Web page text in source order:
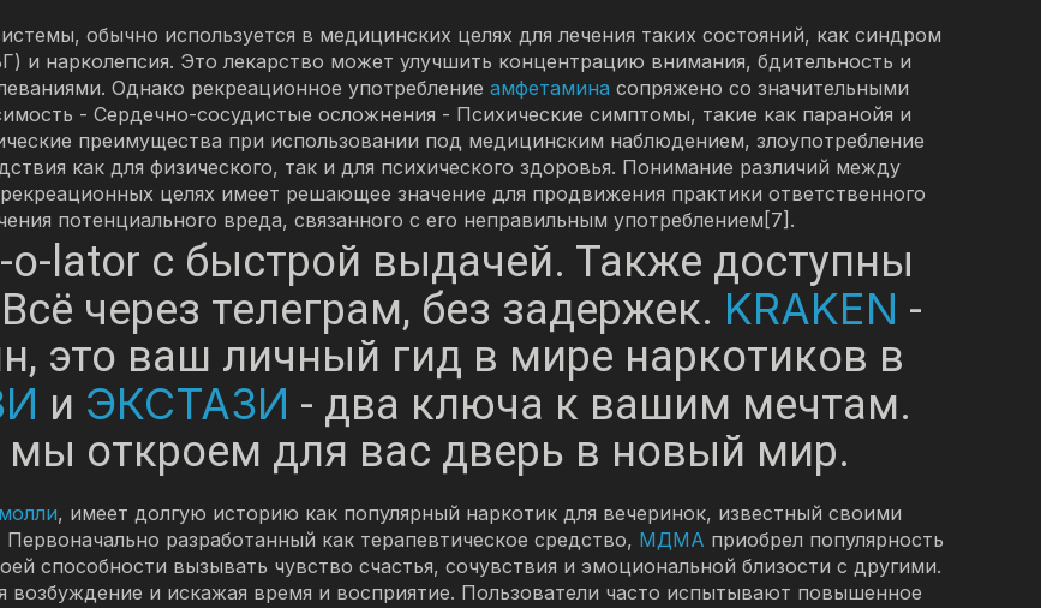
обычно используется в медицинских целях для лечения таких состояний, как синдром
и нарколепсия. Это лекарство может улучшить концентрацию внимания, бдительность и
Однако рекреационное употребление амфетамина сопряжено со значительными
- Сердечно-сосудистые осложнения - Психические симптомы, такие как паранойя и
преимущества при использовании под медицинским наблюдением, злоупотребление
как для физического, так и для психического здоровья. Понимание различий между
целях имеет решающее значение для продвижения практики ответственного
потенциального вреда, связанного с его неправильным употреблением[7].
o-lator с быстрой выдачей. Также доступны
через телеграм, без задержек. KRAKEN -
это ваш личный гид в мире наркотиков в
и ЭКСТАЗИ - два ключа к вашим мечтам.
мы откроем для вас дверь в новый мир.
молли, имеет долгую историю как популярный наркотик для вечеринок, известный своими
разработанный как терапевтическое средство, МДМА приобрел популярность
способности вызывать чувство счастья, сочувствия и эмоциональной близости с другими.
возбуждение и искажая время и восприятие. Пользователи часто испытывают повышенное